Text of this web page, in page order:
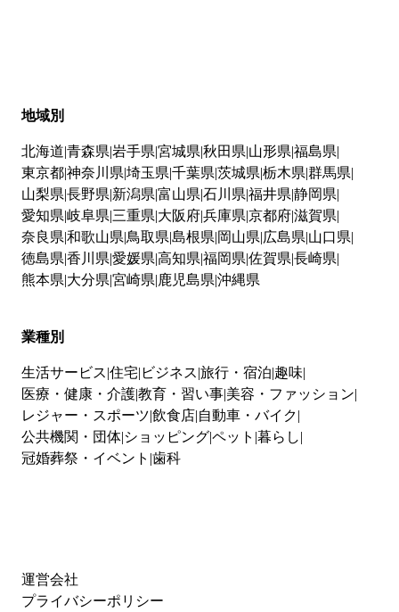
地域別
北海道 青森県 岩手県 宮城県 秋田県 山形県 福島県
東京都神奈川県 埼玉県 千葉県 茨城県 栃木県 群馬県
山梨県 長野県 新潟県 富山県 石川県 福井県 静岡県
愛知県 岐阜県 三重県 大阪府兵庫県 京都府滋賀県
奈良県 和歌山県 鳥取県 島根県 岡山県 広島県 山口県
徳島県 香川県 愛媛県 高知県 福岡県 佐賀県 長崎県
熊本県 大分県 宮崎県 鹿児島県 沖縄県
業種別
生活サービス 住宅 ビジネス 旅行・宿泊 趣味
医療・健康・介護教育・習い事 美容・ファッション
レジャー・スポーツ 飲食店 自動車・バイク
公共機関・団体 ショッピングペット 暮らし
冠婚葬祭・イベント 歯科
運営会社
プライバシーポリシー